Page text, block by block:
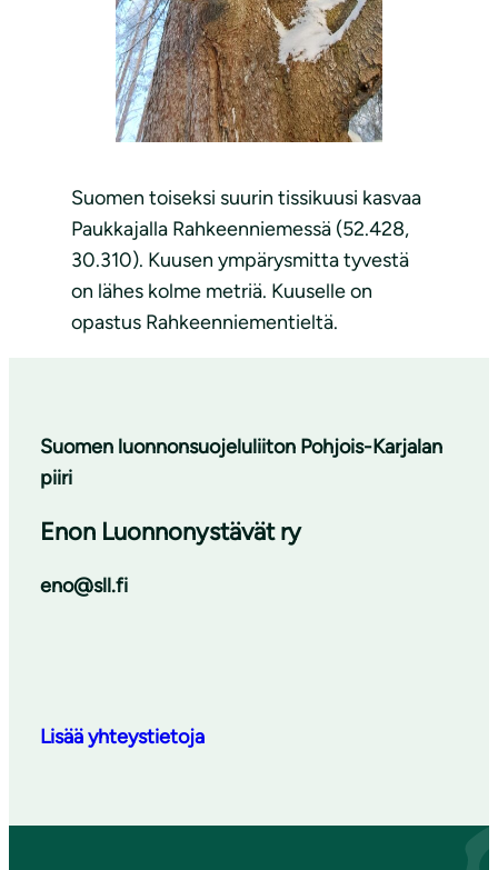
Suomen toiseksi suurin tissikuusi kasvaa
Paukkajalla Rahkeenniemessä (52.428,
30.310). Kuusen ympärysmitta tyvestä
on lähes kolme metriä. Kuuselle on
opastus Rahkeenniementieltä.
Suomen luonnonsuojeluliiton Pohjois-Karjalan
piiri
Enon Luonnonystävät ry
eno@sll.fi
Lisää yhteystietoja